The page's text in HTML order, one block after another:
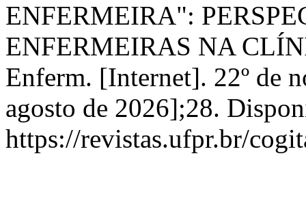
ENFERMEIRA":
ENFERMEIRAS NA
Enferm. [Internet]. 22º de
agosto de 2026];28.
https://revistas.ufpr.br/